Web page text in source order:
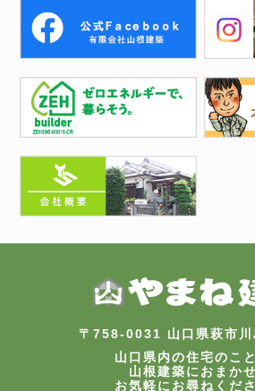
〒758-0031 山口県萩市
山口県内の住宅のこ
山根建築におまかせ
お気軽にお尋ねくださ